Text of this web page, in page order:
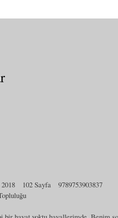
2018 102 Sayfa 9789753903837